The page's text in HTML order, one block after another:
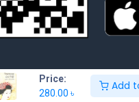
Price:
280.00 ৳
Add
Shamabesh. Developed by